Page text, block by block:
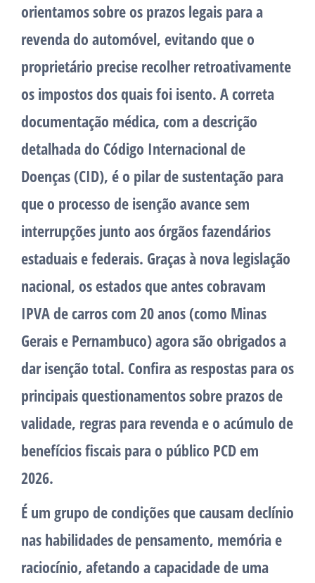
orientamos sobre os prazos legais para a
revenda do automóvel, evitando que o
proprietário precise recolher retroativamente
os impostos dos quais foi isento. A correta
documentação médica, com a descrição
detalhada do Código Internacional de
Doenças (CID), é o pilar de sustentação para
que o processo de isenção avance sem
interrupções junto aos órgãos fazendários
estaduais e federais. Graças à nova legislação
nacional, os estados que antes cobravam
IPVA de carros com 20 anos (como Minas
Gerais e Pernambuco) agora são obrigados a
dar isenção total. Confira as respostas para os
principais questionamentos sobre prazos de
validade, regras para revenda e o acúmulo de
benefícios fiscais para o público PCD em
2026.
É um grupo de condições que causam declínio
nas habilidades de pensamento, memória e
raciocínio, afetando a capacidade de uma